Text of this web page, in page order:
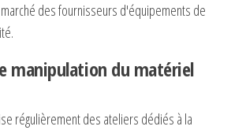
des fournisseurs d'équipements de
manipulation du matériel
régulièrement des ateliers dédiés à la